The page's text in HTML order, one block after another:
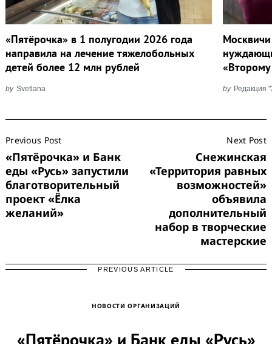
«Пятёрочка» в 1 полугодии 2026 года
направила на лечение тяжелобольных
детей более 12 млн рублей
by Svetlana by Редакция
Navigation
Previous Post
«Пятёрочка» и Банк
еды «Русь» запустили
благотворительный
проект «Ёлка
желаний»
Next Post
Снежинская
«Территория равных
возможностей»
объявила
дополнительный
набор в творческие
мастерские
PREVIOUS ARTICLE
НОВОСТИ ОРГАНИЗАЦИЙ
«Пятёрочка» и Банк еды «Русь»
Search
for: